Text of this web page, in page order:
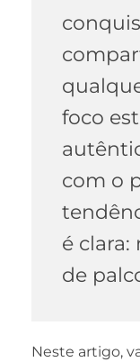
foco
com o
é
de
Neste artigo,